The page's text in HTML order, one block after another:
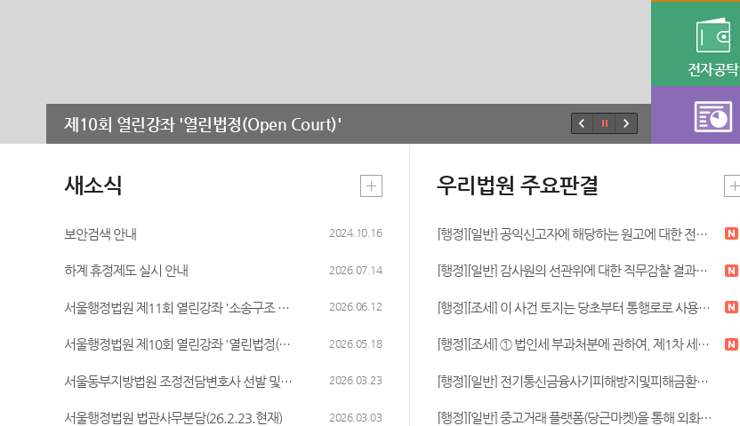
보안검색
제10회 열린강좌 '열린법정(Open Court)'
전자공탁
새소식
보안검색 안내 2024.10.16
하계 휴정제도 실시 안내 2026.07.14
서울행정법원 제11회 열린강좌 '소송구조 변호사 간담회' 실시 안내 2026.06.12
서울행정법원 제10회 열린강좌 '열린법정(open court)' 실시 안내 2026.05.18
서울동부지방법원 조정전담변호사 선발 및 위촉계획 공고 2026.03.23
서울행정법원 법관사무분담(26.2.23.현재) 2026.03.03
우리법원 주요판결
[행정][일반] 공익신고자에 해당하는 원고에 대한 전보처분이 공익신고자 보호법에서 금지하는 불이익처분에 해당하는 것으로서 위법하고, 위 전보처분이 관련 사건에서 취소됨으로써 소급하여 효력이 소멸되었으므로 원고가 위 전보처분에 응하지 않은 채 출근하지 않았다는 이 사건 해임사유 역시 정당한 사유 없이 직장을 무단으로 이탈한 것으로 볼 수 없다는 이유로 원고에 대한 해임처분이 위법하여 취소되어야 한다고 본 사례 (2025구합53291)
[행정][일반] 감사원의 선관위에 대한 직무감찰 결과의 징계자료 사용 가부(가능), 징계시효가 도과한 비위의 징계양정 참작 가부(가능) [2025구합55194]
[행정][조세] 이 사건 토지는 당초부터 통행로로 사용하기 위하여 분할된 것으로 보이고, 상속개시일 이전부터 현재까지 주민들에 의하여 도로로 공용되어 왔으며, 피상속인이나 상속인인 원고들이 이를 통행하는 주민들로부터 사용료를 징수하지 않은 것으로 보이고, 이 사건 토지에 대하여 재산세가 부과되고 있지 않으며 달리 구체적인 도시계획 등이 있다고 볼 자료도 없는 사정 등을 종합하면, 피고가 제출한 증거들만으로는 이 사건 토지의 재산적 가치를 인정하기 어려우므로 상속세를 환급하여야 한다는 경정청구를 거부한 이 사건 처분은 위법하여 취소되어야 한다고 판단한 사례 (2025구합55536)
[행정][조세] ① 법인세 부과처분에 관하여, 제1차 세무조사 과정에서 조사청이 2014 사업연도 법인세 부과처분을 목적으로 하여 조사하였다고 볼 수 없고 제2차 세무조사가 구 국세기본법에서 금지하는 재조사라고 보기도 어려우므로 이는 중복조사에 해당하지 않고, 그 밖에 제2차 세무조사 종결 전 세무조사 결과 통지의 위법, 과세예고통지 누락 및 과세전적부심 기회 박탈 등의 절차적 위법도 없다고 판단하고, ② 부가가치세 부과처분에 관하여, 로열티 면제법은 상표권 소유자가 해당 상표권을 보유하지 못하고 제3자로부터 라이선스한 경우를 가정하여 상표권의 가치를 추정하는 방법이므로 원고가 상표권을 공동소유하고 있어 사용료를 지급할 필요가 없음에도 원고에 대한 사용료까지 포함하여 감정한 것이 위법하다는 주장은 이유 없다고 판단한 사례 (2024구합66679)
[행정][일반] 전기통신금융사기피해방지및피해금환급에관한특별법 위반 혐의로 체포영장이 발부된 원고에 대해 외교부장관이 여권무효처분을 한 사안에서, 헌법 제14조가 보장하는 거주·이전의 자유는 법률로써 제한할 수 있는데 위 여권무효처분은 여권법 제12조 제1항 제1호, 제13조 제3항에 근거한 것이고, 피의사실의 범행 내용과 수법 등에 비추어 형사사법권을 확보할 필요가 크며, 해외체류의 자유의 사익에 비해 형사사법권 행사의 공익이 더 중하므로, 여권무효처분에 재량권 일탈·남용의 위법이 없다고 판단한 사례. (2026구합50432)
[행정][일반] 중고거래 플랫폼(당근마켓)을 통해 외화를 판매한 원고의 계좌가 ‘전기통신금융사기 피해 방지 및 피해금 환급에 관한 특별법’에 따른 지급정지 조치, 거래대금 상당의 예금채권에 관하여 채권소멸절차가 진행되자 원고가 소멸채권의 환급청구를 한 사안에서, 당근마켓 내부 메신저상 외화 거래 시 주의사항이 안내되었고, 거래대금이 상당히 고액이며, 거래 과정 또한 관행상 이례적임을 이유로 원고에게 중대한 과실이 있어 금융감독원의 소멸채권 환금청구 거부처분이 적법하다고 본 사례. (2025구합56092)